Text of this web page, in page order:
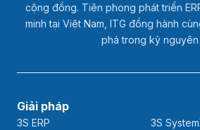
cộng đồng. Tiên phong phát triển
minh tại Việt Nam, ITG đồng hành
phá trong kỷ nguyên
Giải pháp
3S ERP
3S